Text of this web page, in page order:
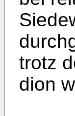
trotz
dion